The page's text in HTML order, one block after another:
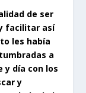
de ser
facilitar así
les había
a
y día con los
y